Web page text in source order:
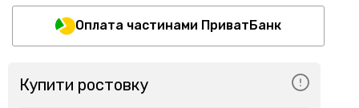
Оплата частинами ПриватБанк
Купити ростовку